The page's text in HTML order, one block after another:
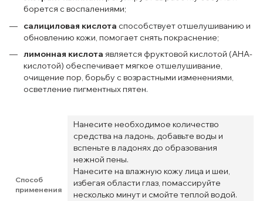
борется с воспалениями;
салициловая кислота способствует отшелушиванию и
обновлению кожи, помогает снять покраснение;
лимонная кислота является фруктовой кислотой (AHA-
кислотой) обеспечивает мягкое отшелушивание,
очищение пор, борьбу с возрастными изменениями,
осветление пигментных пятен.
Способ
применения
Нанесите необходимое количество
средства на ладонь, добавьте воды и
вспеньте в ладонях до образования
нежной пены.
Нанесите на влажную кожу лица и шеи,
избегая области глаз, помассируйте
несколько минут и смойте теплой водой.